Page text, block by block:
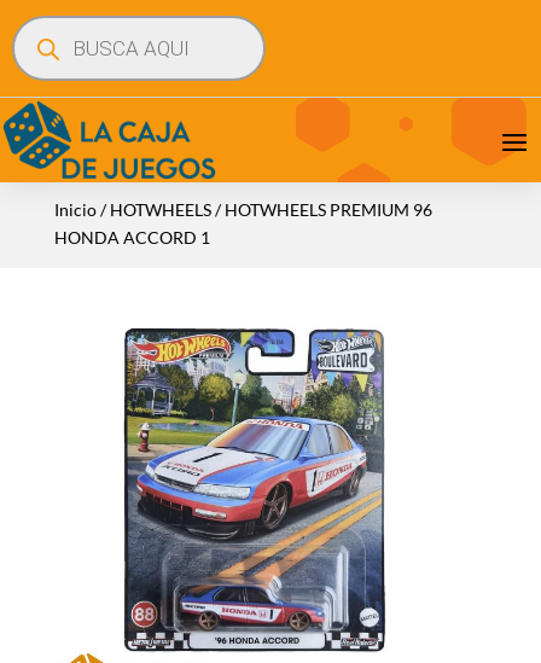
Búsqueda
de
productos
Inicio/HOTWHEELS/ HOTWHEELS PREMIUM 96
HONDA ACCORD 1